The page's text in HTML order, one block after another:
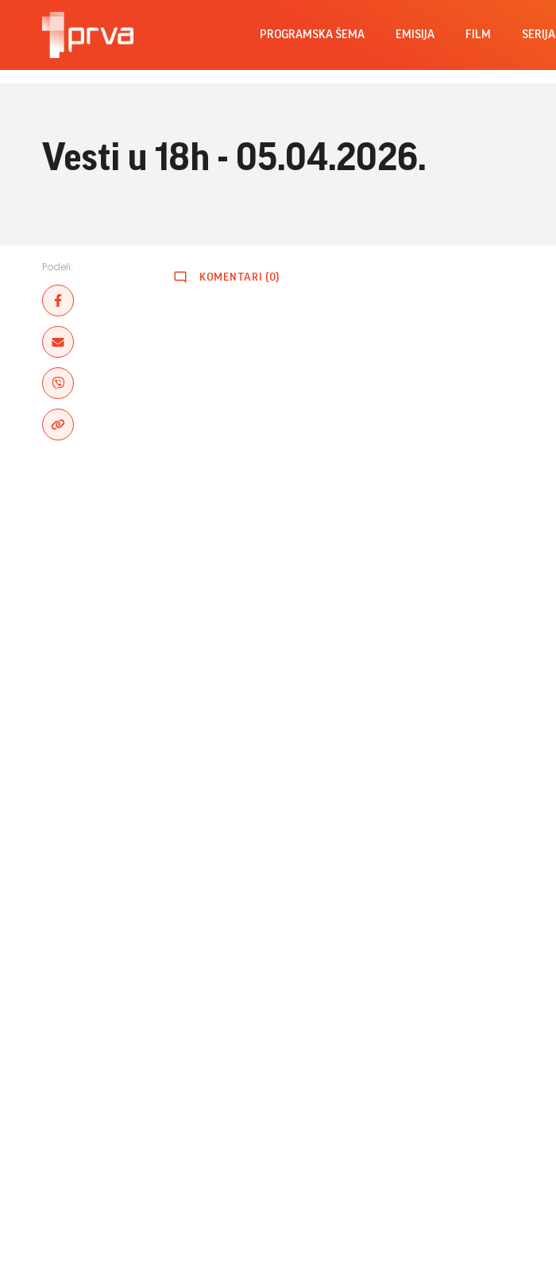
PROGRAMSKA ŠEMA EMISIJA FILM SERIJA
Vesti u 18h - 05.04.2026.
Podeli:
KOMENTARI (0)